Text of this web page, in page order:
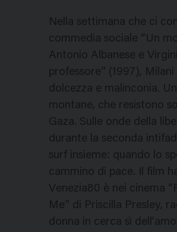
Nella settimana che ci
commedia sociale “Un
Antonio Albanese e
professore” (1997),
dolcezza e malinconia.
montane, che resistono
Gaza. Sulle onde della
durante la seconda
surf insieme: quando lo
cammino di pace. Il film
Venezia80 è nei cinema
Me” di Priscilla Presley,
donna in cerca sì